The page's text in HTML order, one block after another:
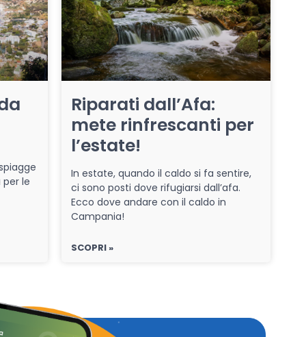
le
Riparati dall’Afa:
mete rinfrescanti per
l’estate!
In estate, quando il caldo si fa sentire,
ci sono posti dove rifugiarsi dall’afa.
Ecco dove andare con il caldo in
Campania!
SCOPRI »